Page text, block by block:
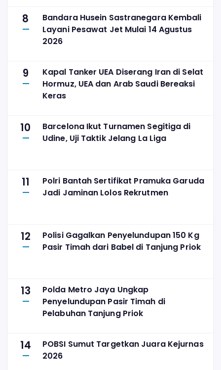
8
Bandara Husein Sastranegara Kembali
Layani Pesawat Jet Mulai 14 Agustus
2026
9
Kapal Tanker UEA Diserang Iran di Selat
Hormuz, UEA dan Arab Saudi Bereaksi
Keras
10
Barcelona Ikut Turnamen Segitiga di
Udine, Uji Taktik Jelang La Liga
11
Polri Bantah Sertifikat Pramuka Garuda
Jadi Jaminan Lolos Rekrutmen
12
Polisi Gagalkan Penyelundupan 150 Kg
Pasir Timah dari Babel di Tanjung Priok
13
Polda Metro Jaya Ungkap
Penyelundupan Pasir Timah di
Pelabuhan Tanjung Priok
14
POBSI Sumut Targetkan Juara Kejurnas
2026